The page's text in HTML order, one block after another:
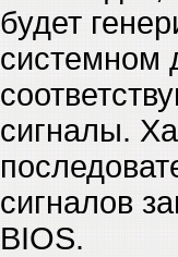
будет
системном
сигналы.
сигналов
BIOS.